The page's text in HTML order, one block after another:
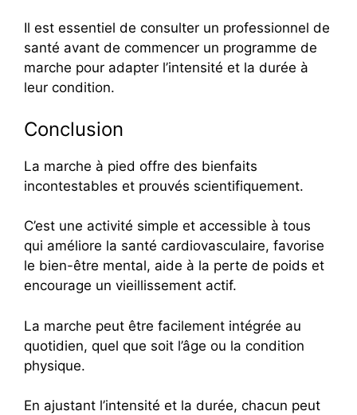
Il est essentiel de consulter un professionnel de
santé avant de commencer un programme de
marche pour adapter l’intensité et la durée à
leur condition.
Conclusion
La marche à pied offre des bienfaits
incontestables et prouvés scientifiquement.
C’est une activité simple et accessible à tous
qui améliore la santé cardiovasculaire, favorise
le bien-être mental, aide à la perte de poids et
encourage un vieillissement actif.
La marche peut être facilement intégrée au
quotidien, quel que soit l’âge ou la condition
physique.
En ajustant l’intensité et la durée, chacun peut